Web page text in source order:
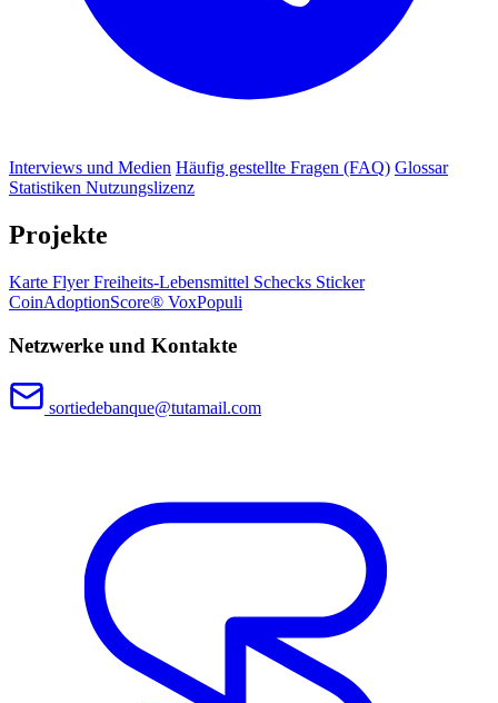
Interviews und Medien Häufig gestellte Fragen (FAQ) Glossar
Statistiken Nutzungslizenz
Projekte
Karte FlyerFreiheits-Lebensmittel Schecks Sticker
CoinAdoptionScore® VoxPopuli
Netzwerke und Kontakte
sortiedebanque@tutamail.com